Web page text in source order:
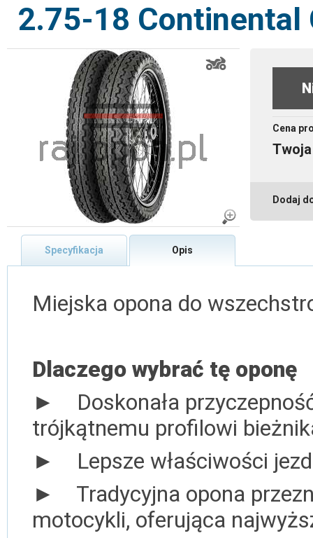
2.75-18 Continental
Cena
Dodaj
Specyfikacja Opis
Miejska opona do
Dlaczego wybrać tę oponę
► Doskonała
trójkątnemu profilowi
► Lepsze właściwości
► Tradycyjna opona
motocykli, oferująca